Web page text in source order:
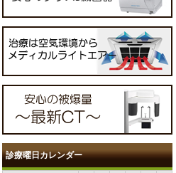
診療曜日カレンダー